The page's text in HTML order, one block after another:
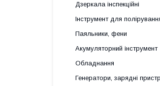
Дзеркала інспекційні
Інструмент для
Паяльники, фени
Акумуляторний інструмент
Обладнання
Генератори, зарядні